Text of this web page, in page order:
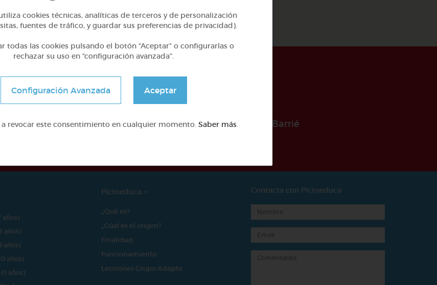
ha sido posible gracias al mecenazgo de la Fundación Barrié
años)
años)
años)
años)
años)
Pictoeduca
¿Qué es?
¿Cúal es el origen?
Finalidad
Funcionamiento
Lecciones Grupo Adapta
Contacta con Pictoeduca
cookies técnicas, analíticas de terceros y de personalización
fuentes de tráfico, y guardar sus preferencias de privacidad).
todas las cookies pulsando el botón “Aceptar” o configurarlas o
rechazar su uso en “configuración avanzada”.
Configuración Avanzada Aceptar
a revocar este consentimiento en cualquier momento. Saber más.